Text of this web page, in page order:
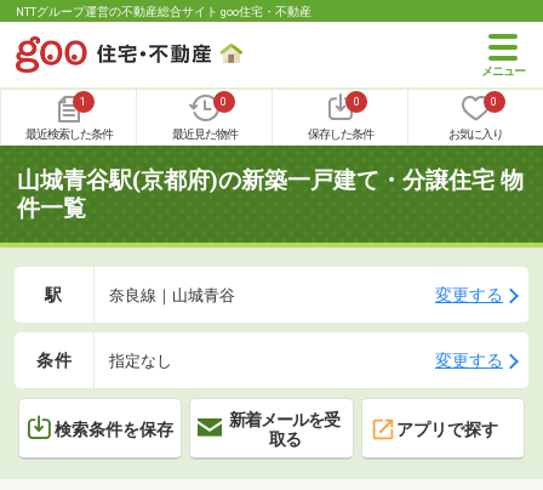
NTTグループ運営の不動産総合サイト goo住宅・不動産
1
最近検索した条件
0
最近見た物件
0
保存した条件
0
お気に入り
山城青谷駅(京都府)の新築一戸建て・分譲住宅 物
件一覧
駅 奈良線｜山城青谷 変更する
条件 指定なし 変更する
検索条件を保存
新着メールを受
取る
アプリで探す